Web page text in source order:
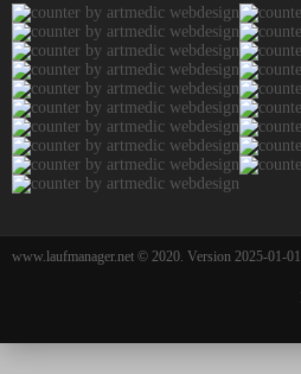
www.laufmanager.net © 2020. Version 2025-01-01